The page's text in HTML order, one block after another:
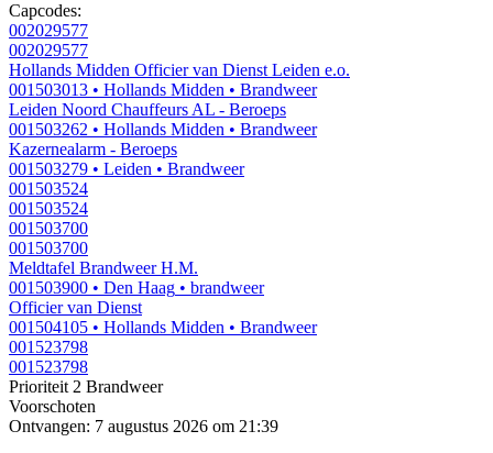
Capcodes:
002029577
002029577
Hollands Midden Officier van Dienst Leiden e.o.
001503013 • Hollands Midden • Brandweer
Leiden Noord Chauffeurs AL - Beroeps
001503262 • Hollands Midden • Brandweer
Kazernealarm - Beroeps
001503279 • Leiden • Brandweer
001503524
001503524
001503700
001503700
Meldtafel Brandweer H.M.
001503900 • Den Haag • brandweer
Officier van Dienst
001504105 • Hollands Midden • Brandweer
001523798
001523798
Prioriteit 2 Brandweer
Voorschoten
Ontvangen: 7 augustus 2026 om 21:39